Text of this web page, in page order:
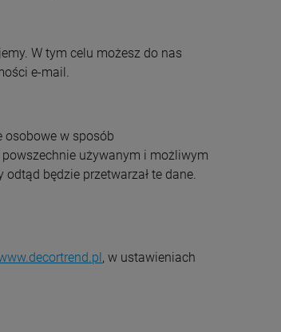
szt.
W tym celu możesz do nas
e-mail.
osobowe w sposób
używanym i możliwym
będzie przetwarzał te dane.
, w ustawieniach